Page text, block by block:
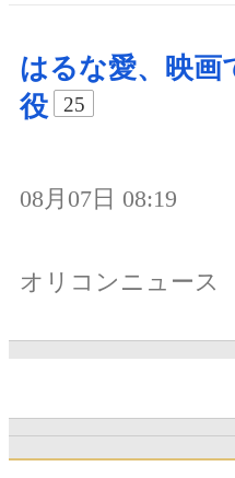
はるな愛、映画
役
25
08月07日 08:19
オリコンニュース